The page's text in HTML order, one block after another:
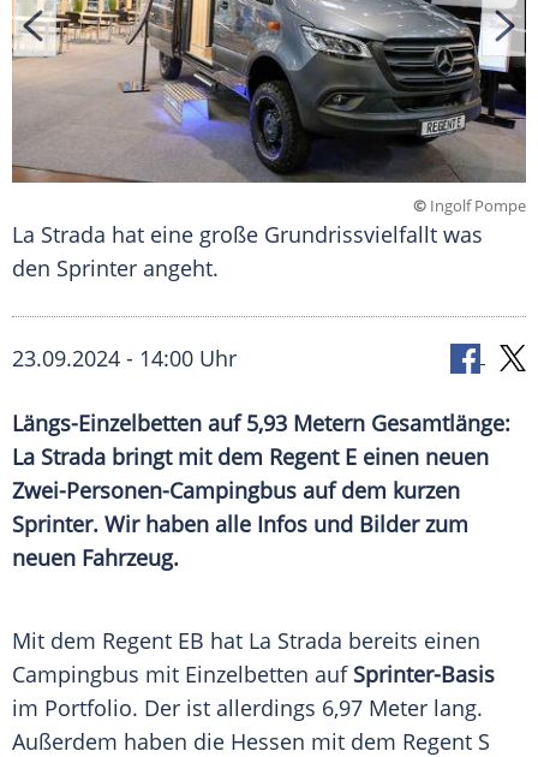
© Ingolf Pompe
La Strada hat eine große Grundrissvielfallt was
den Sprinter angeht.
23.09.2024 - 14:00 Uhr
Längs-Einzelbetten auf 5,93 Metern Gesamtlänge:
La Strada bringt mit dem Regent E einen neuen
Zwei-Personen-Campingbus auf dem kurzen
Sprinter. Wir haben alle Infos und Bilder zum
neuen Fahrzeug.
Mit dem Regent EB hat La Strada bereits einen
Campingbus mit Einzelbetten auf Sprinter-Basis
im Portfolio. Der ist allerdings 6,97 Meter lang.
Außerdem haben die Hessen mit dem Regent S